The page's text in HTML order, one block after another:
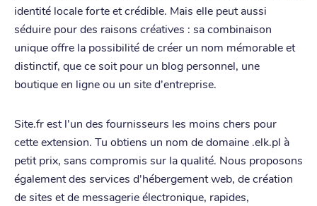
identité locale forte et crédible. Mais elle peut aussi
séduire pour des raisons créatives : sa combinaison
unique offre la possibilité de créer un nom mémorable et
distinctif, que ce soit pour un blog personnel, une
boutique en ligne ou un site d'entreprise.
Site.fr est l'un des fournisseurs les moins chers pour
cette extension. Tu obtiens un nom de domaine .elk.pl à
petit prix, sans compromis sur la qualité. Nous proposons
également des services d'hébergement web, de création
de sites et de messagerie électronique, rapides,